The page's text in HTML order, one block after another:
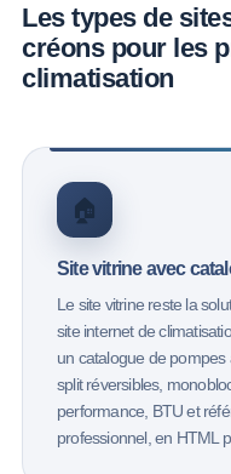
Les types de
créons pour les
climatisation
🏠
Site vitrine avec
Le site vitrine reste la
site internet de
un catalogue de pompes
split réversibles,
performance, BTU et
professionnel, en HTML